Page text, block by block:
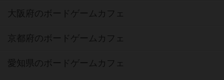
大阪府のボードゲームカフェ
京都府のボードゲームカフェ
愛知県のボードゲームカフェ